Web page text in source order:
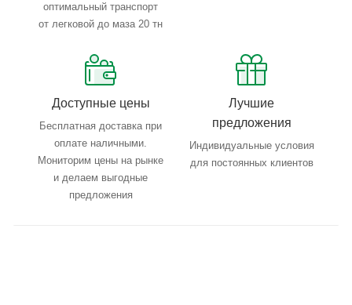
оптимальный транспорт
от легковой до маза 20 тн
Доступные цены
Бесплатная доставка при
оплате наличными.
Мониторим цены на рынке
и делаем выгодные
предложения
Лучшие
предложения
Индивидуальные условия
для постоянных клиентов